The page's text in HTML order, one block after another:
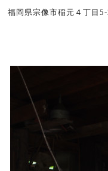
福岡県宗像市稲元４丁目5-